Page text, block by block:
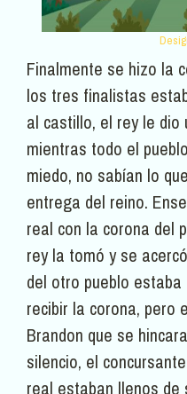
Finalmente se hizo la
los tres finalistas
al castillo, el rey le dio
mientras todo el
miedo, no sabían lo
entrega del reino.
real con la corona del
rey la tomó y se
del otro pueblo
recibir la corona, pero
Brandon que se
silencio, el
real estaban llenos de